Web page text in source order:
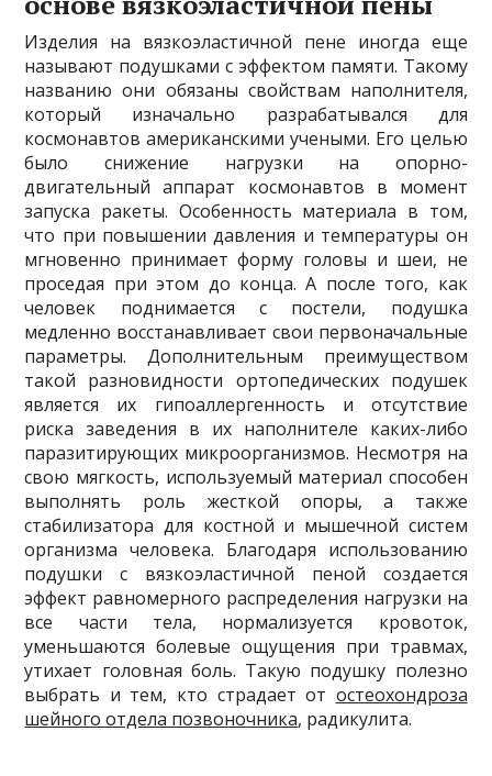
Изделия на вязкоэластичной пене иногда еще
называют подушками с эффектом памяти. Такому
названию они обязаны свойствам наполнителя,
который изначально разрабатывался для
космонавтов американскими учеными. Его целью
было снижение нагрузки на опорно-
двигательный аппарат космонавтов в момент
запуска ракеты. Особенность материала в том,
что при повышении давления и температуры он
мгновенно принимает форму головы и шеи, не
проседая при этом до конца. А после того, как
человек поднимается с постели, подушка
медленно восстанавливает свои первоначальные
параметры. Дополнительным преимуществом
такой разновидности ортопедических подушек
является их гипоаллергенность и отсутствие
риска заведения в их наполнителе каких-либо
паразитирующих микроорганизмов. Несмотря на
свою мягкость, используемый материал способен
выполнять роль жесткой опоры, а также
стабилизатора для костной и мышечной систем
организма человека. Благодаря использованию
подушки с вязкоэластичной пеной создается
эффект равномерного распределения нагрузки на
все части тела, нормализуется кровоток,
уменьшаются болевые ощущения при травмах,
утихает головная боль. Такую подушку полезно
выбрать и тем, кто страдает от остеохондроза
шейного отдела позвоночника, радикулита.